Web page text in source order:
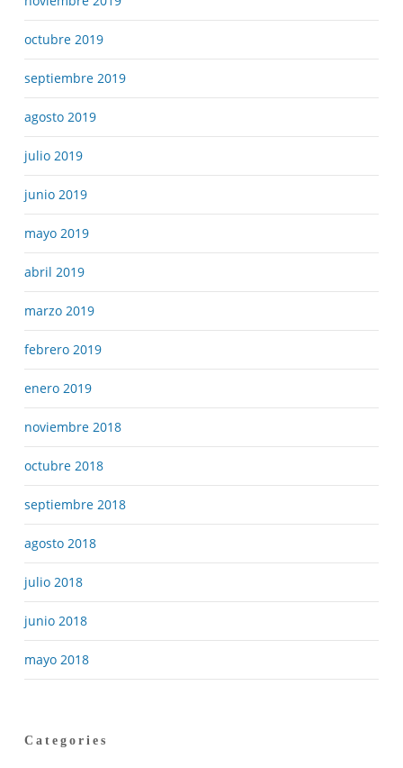
octubre 2019
septiembre 2019
agosto 2019
julio 2019
junio 2019
mayo 2019
abril 2019
marzo 2019
febrero 2019
enero 2019
noviembre 2018
octubre 2018
septiembre 2018
agosto 2018
julio 2018
junio 2018
mayo 2018
Categories